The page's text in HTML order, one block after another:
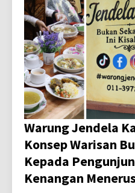
Warung Jendela
Konsep Warisan
Kepada
Kenangan